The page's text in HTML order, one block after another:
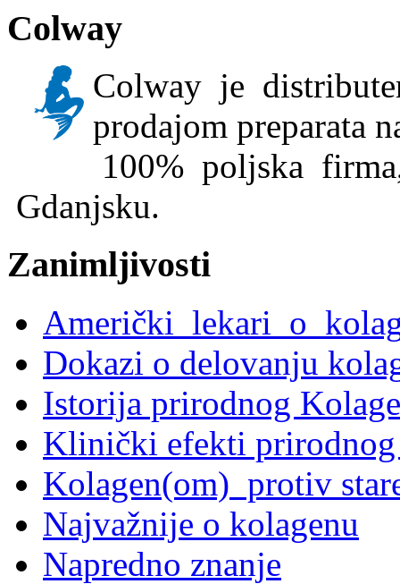
Colway
Colway je
prodajom preparata
100% poljska
Gdanjsku.
Zanimljivosti
Američki lekari o
Dokazi o delovanju
Istorija prirodnog
Klinički efekti prirodnog
Kolagen(om) protiv
Najvažnije o kolagenu
Napredno znanje